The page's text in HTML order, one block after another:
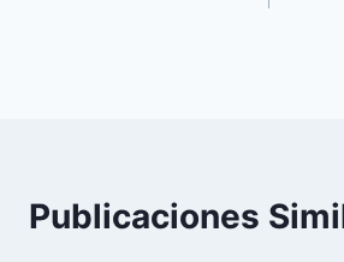
Publicaciones